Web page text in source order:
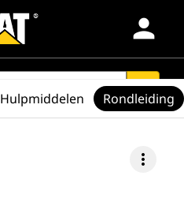
person
search
more_vert
Hulpmiddelen Rondleiding